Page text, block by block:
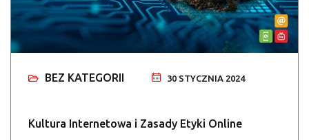
BEZ KATEGORII 30 STYCZNIA 2024
Kultura Internetowa i Zasady Etyki Online